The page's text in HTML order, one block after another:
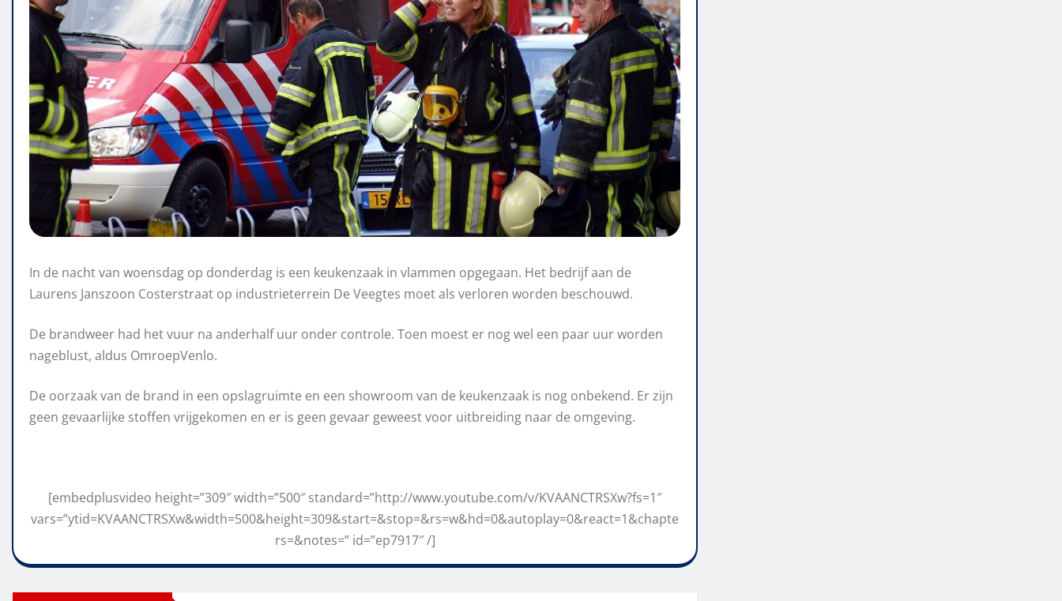
In de nacht van woensdag op donderdag is een keukenzaak in vlammen opgegaan. Het bedrijf aan de
Laurens Janszoon Costerstraat op industrieterrein De Veegtes moet als verloren worden beschouwd.
De brandweer had het vuur na anderhalf uur onder controle. Toen moest er nog wel een paar uur worden
nageblust, aldus OmroepVenlo.
De oorzaak van de brand in een opslagruimte en een showroom van de keukenzaak is nog onbekend. Er zijn
geen gevaarlijke stoffen vrijgekomen en er is geen gevaar geweest voor uitbreiding naar de omgeving.
[embedplusvideo height=”309″ width=”500″ standard=”http://www.youtube.com/v/KVAANCTRSXw?fs=1″
vars=”ytid=KVAANCTRSXw&width=500&height=309&start=&stop=&rs=w&hd=0&autoplay=0&react=1&chapte
rs=&notes=” id=”ep7917″ /]